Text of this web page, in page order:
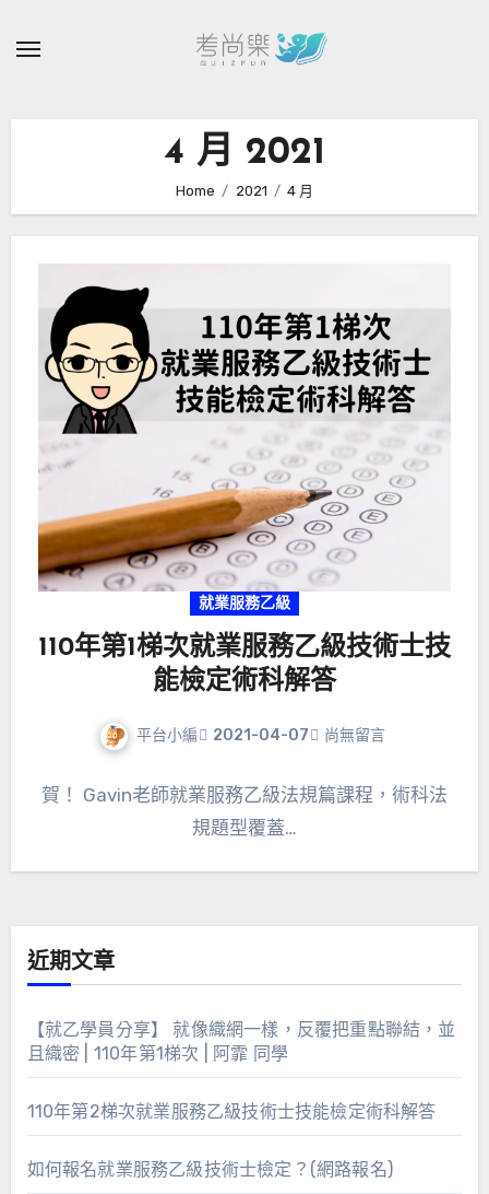
4 月 2021
Home 2021 4 月
就業服務乙級
110年第1梯次就業服務乙級技術士技
能檢定術科解答
平台小編 2021-04-07 尚無留言
賀！ Gavin老師就業服務乙級法規篇課程，術科法
規題型覆蓋…
近期文章
【就乙學員分享】 就像織網一樣，反覆把重點聯結，並
且織密 | 110年第1梯次 | 阿霏 同學
110年第2梯次就業服務乙級技術士技能檢定術科解答
如何報名就業服務乙級技術士檢定？(網路報名)